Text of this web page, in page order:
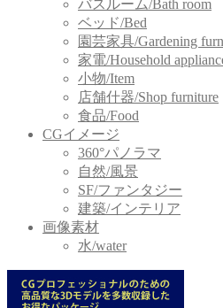
バスルーム/Bath room
ベッド/Bed
園芸家具/Gardening
家電/Household
小物/Item
店舗什器/Shop furniture
食品/Food
CGイメージ
360°パノラマ
自然/風景
SF/ファンタジー
建築/インテリア
画像素材
水/water